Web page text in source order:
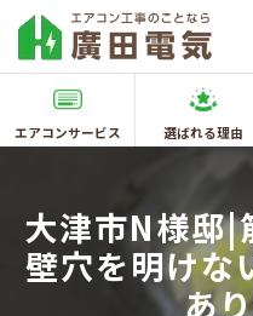
エアコンサービス 選ばれる理由
大津市N様邸|
壁穴を明けな
あ